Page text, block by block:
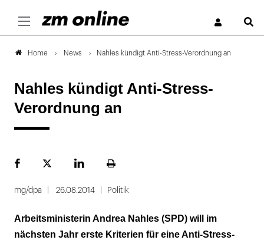
Home News Nahles kündigt Anti-Stress-Verordnung an
Nahles kündigt Anti-Stress-
Verordnung an
FacebookPlattformLinekdInSeite
mg/dpa 26.08.2014 Politik
Arbeitsministerin Andrea Nahles (SPD) will im
nächsten Jahr erste Kriterien für eine Anti-Stress-